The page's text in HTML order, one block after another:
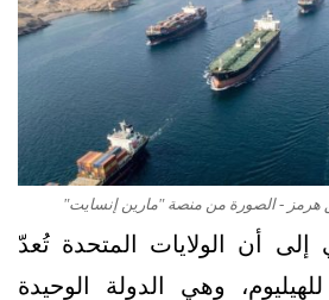
- الصورة من منصة "مارين إنسايت"
أن الولايات المتحدة تُعدّ
وهي الدولة الوحيدة